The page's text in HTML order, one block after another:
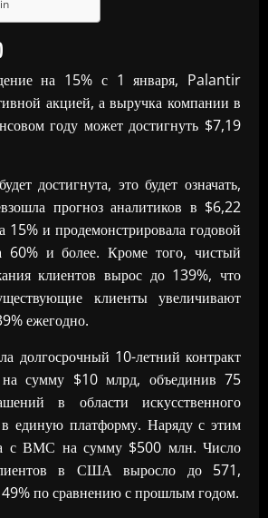
на 15% с 1 января, Palantir
акцией, а выручка компании в
году может достигнуть $7,19
достигнута, это будет означать,
прогноз аналитиков в $6,22
15% и продемонстрировала годовой
60% и более. Кроме того, чистый
клиентов вырос до 139%, что
клиенты увеличивают
ежегодно.
долгосрочный 10-летний контракт
сумму $10 млрд, объединив 75
в области искусственного
единую платформу. Наряду с этим
с ВМС на сумму $500 млн. Число
в США выросло до 571,
по сравнению с прошлым годом.